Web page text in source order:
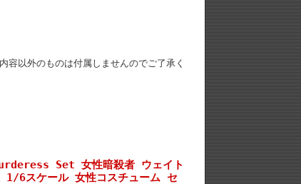
以外のものは付属しませんのでご了承く
Set 女性暗殺者 ウェイト
6スケール 女性コスチューム セ